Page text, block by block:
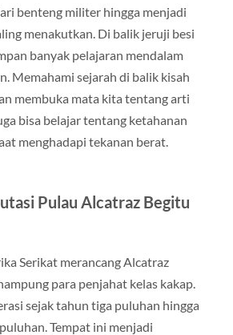
benteng militer hingga menjadi
menakutkan. Di balik jeruji besi
banyak pelajaran mendalam
Memahami sejarah di balik kisah
membuka mata kita tentang arti
bisa belajar tentang ketahanan
menghadapi tekanan berat.
Pulau Alcatraz Begitu
Serikat merancang Alcatraz
para penjahat kelas kakap.
sejak tahun tiga puluhan hingga
Tempat ini menjadi